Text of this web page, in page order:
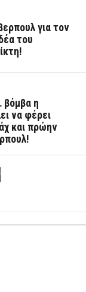
για τον
του
βόμβα η
να φέρει
και πρώην